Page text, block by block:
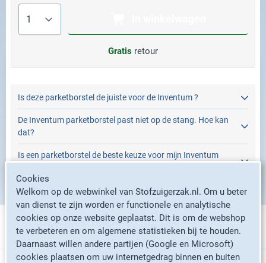
Cookies
Welkom op de webwinkel van Stofzuigerzak.nl. Om u beter
van dienst te zijn worden er functionele en analytische
cookies op onze website geplaatst. Dit is om de webshop
te verbeteren en om algemene statistieken bij te houden.
Daarnaast willen andere partijen (Google en Microsoft)
cookies plaatsen om uw internetgedrag binnen en buiten
Gratis retour
Is deze parketborstel de juiste voor de Inventum ?
De Inventum parketborstel past niet op de stang. Hoe kan
dat?
Is een parketborstel de beste keuze voor mijn Inventum
Stofzuigerzakken per merk